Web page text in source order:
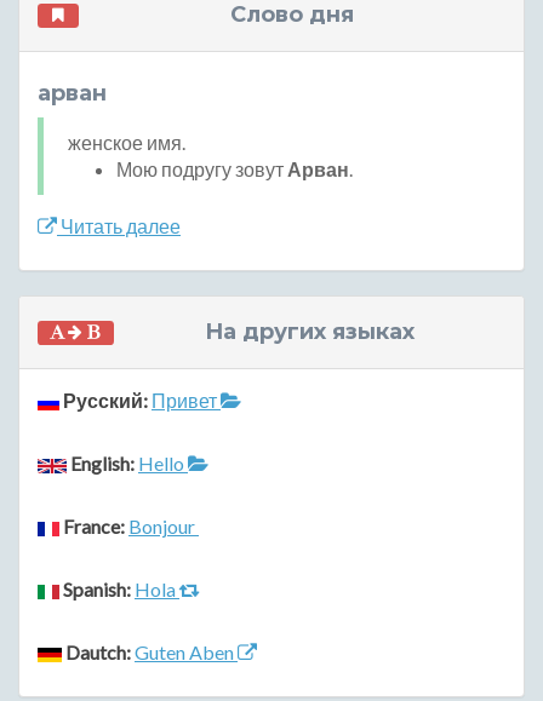
Слово дня
арван
женское имя.
Мою подругу зовут Арван.
Читать далее
На других языках
Русский: Привет
English: Hello
France: Bonjour
Spanish: Hola
Dautch:Guten Aben